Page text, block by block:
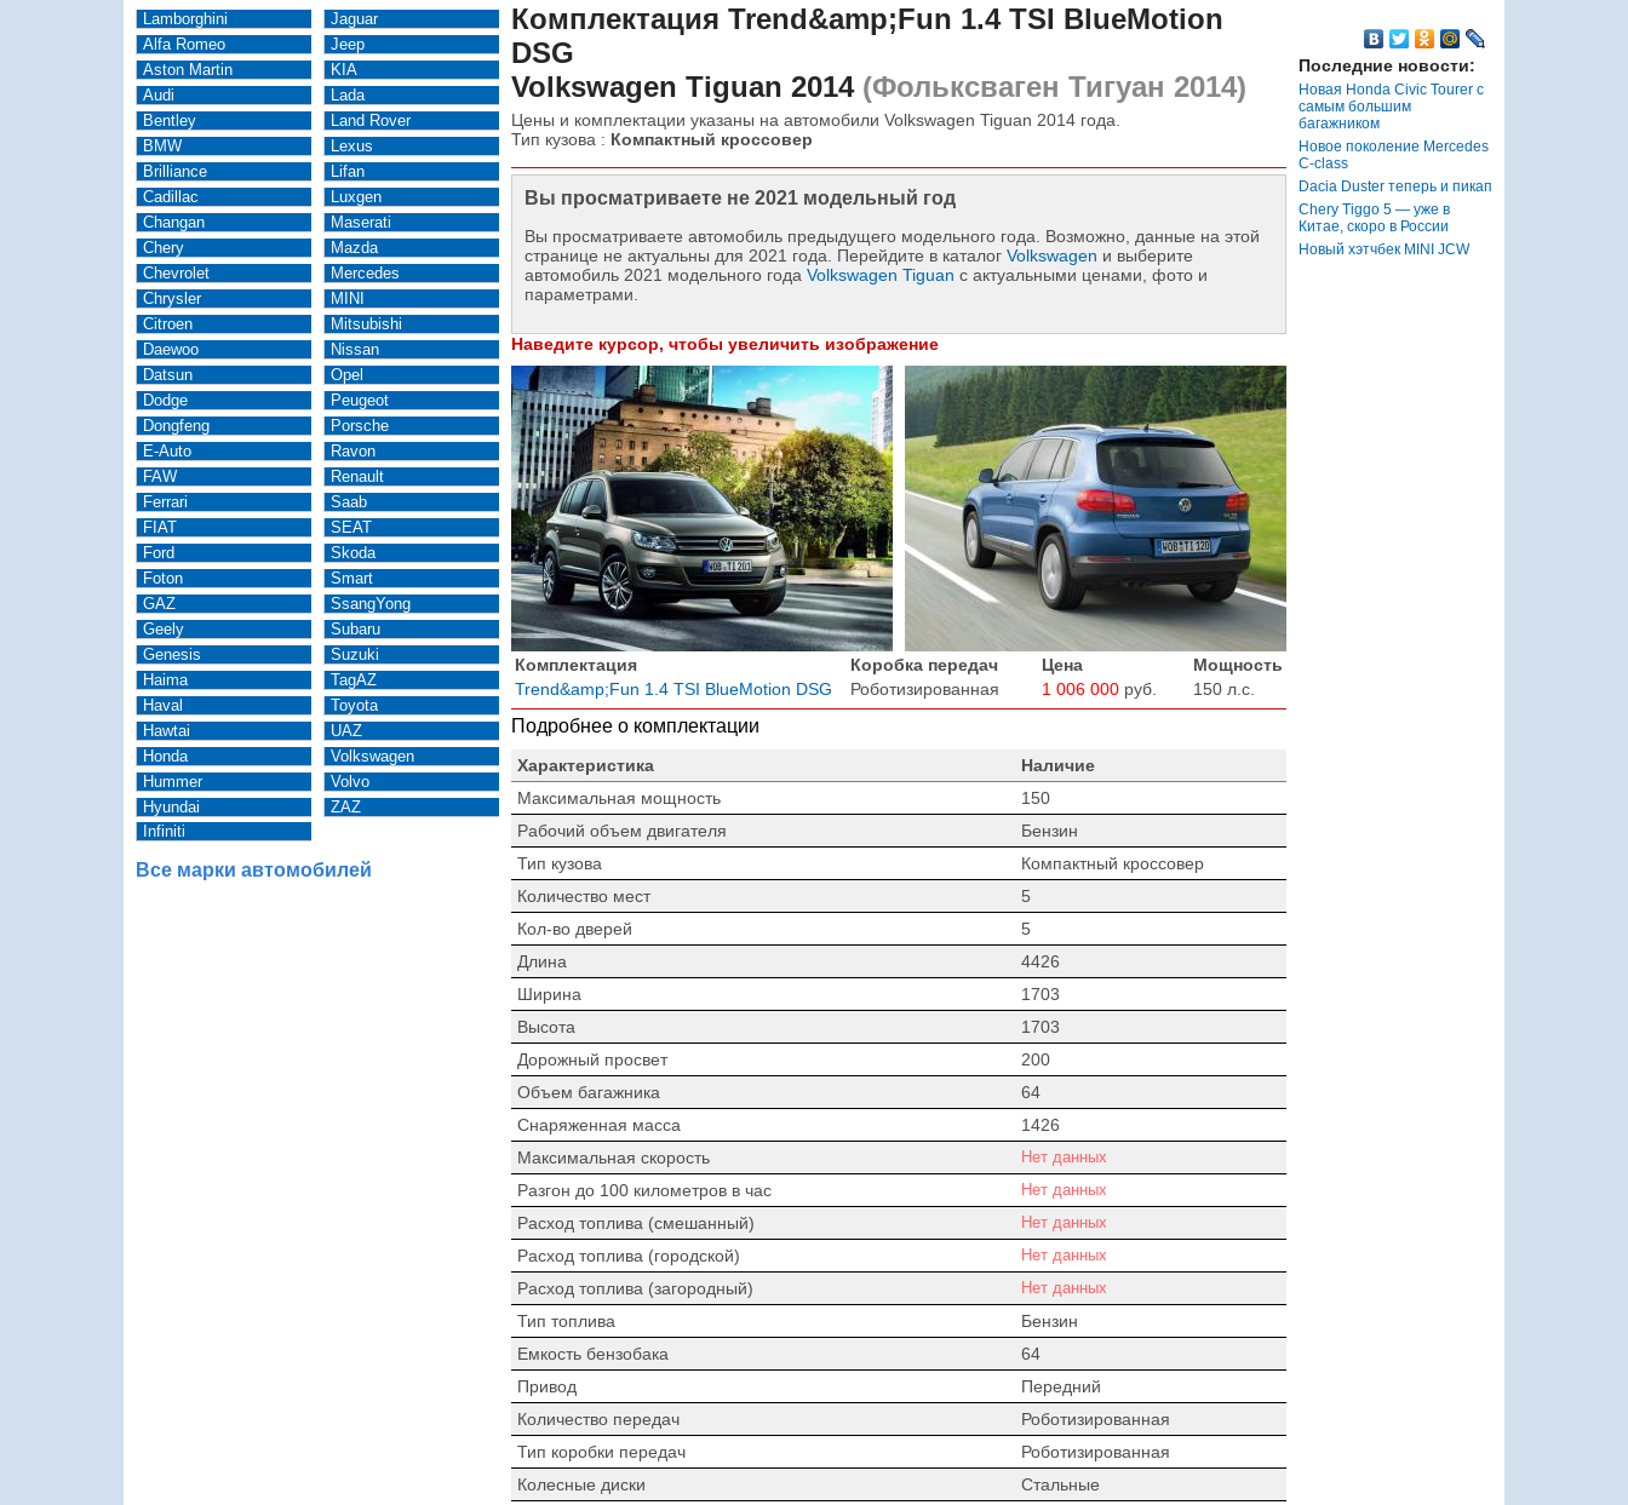
Lamborghini
Alfa Romeo
Aston Martin
Audi
Bentley
BMW
Brilliance
Cadillac
Changan
Chery
Chevrolet
Chrysler
Citroen
Daewoo
Datsun
Dodge
Dongfeng
E-Auto
FAW
Ferrari
FIAT
Ford
Foton
GAZ
Geely
Genesis
Haima
Haval
Hawtai
Honda
Hummer
Hyundai
Infiniti
Jaguar
Jeep
KIA
Lada
Land Rover
Lexus
Lifan
Luxgen
Maserati
Mazda
Mercedes
MINI
Mitsubishi
Nissan
Opel
Peugeot
Porsche
Ravon
Renault
Saab
SEAT
Skoda
Smart
SsangYong
Subaru
Suzuki
TagAZ
Toyota
UAZ
Volkswagen
Volvo
ZAZ
Все марки автомобилей
Комплектация Trend&amp;Fun 1.4 TSI BlueMotion
DSG
Volkswagen Tiguan 2014(Фольксваген Тигуан 2014)
Цены и комплектации указаны на автомобили Volkswagen Tiguan 2014 года.
Тип кузова : Компактный кроссовер
Вы просматриваете не 2021 модельный год
Вы просматриваете автомобиль предыдущего модельного года. Возможно, данные на этой
странице не актуальны для 2021 года. Перейдите в каталог Volkswagen и выберите
автомобиль 2021 модельного года Volkswagen Tiguan с актуальными ценами, фото и
параметрами.
Наведите курсор, чтобы увеличить изображение
Комплектация Коробка передач Цена
Мощность
Trend&amp;Fun 1.4 TSI BlueMotion DSG
Роботизированная 1 006 000руб. 150 л.с.
Подробнее о комплектации
Характеристика
Наличие
Максимальная мощность
150
Рабочий объем двигателя
Бензин
Тип кузова
Компактный кроссовер
Количество мест
5
Кол-во дверей
5
Длина
4426
Ширина
1703
Высота
1703
Дорожный просвет
200
Объем багажника
64
Снаряженная масса
1426
Максимальная скорость
Нет данных
Разгон до 100 километров в час Нет данных
Расход топлива (смешанный) Нет данных
Расход топлива (городской) Нет данных
Расход топлива (загородный) Нет данных
Тип топлива
Бензин
Емкость бензобака
64
Привод
Передний
Количество передач
Роботизированная
Тип коробки передач
Роботизированная
Колесные диски
Стальные
Последние новости:
Новая Honda Civic Tourer с
самым большим
багажником
Новое поколение Mercedes
C-class
Dacia Duster теперь и пикап
Chery Tiggo 5 — уже в
Китае, скоро в России
Новый хэтчбек MINI JCW